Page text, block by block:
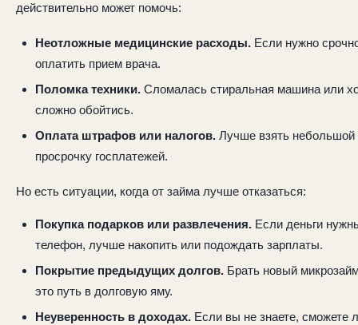
действительно может помочь:
Неотложные медицинские расходы. Если нужно
оплатить прием врача.
Поломка техники. Сломалась стиральная машина или
сложно обойтись.
Оплата штрафов или налогов. Лучше взять небольшой
просрочку госплатежей.
Но есть ситуации, когда от займа лучше отказаться:
Покупка подарков или развлечения. Если деньги
телефон, лучше накопить или подождать зарплаты.
Покрытие предыдущих долгов. Брать новый
это путь в долговую яму.
Неуверенность в доходах. Если вы не знаете, сможете